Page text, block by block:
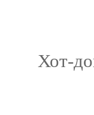
Хот-